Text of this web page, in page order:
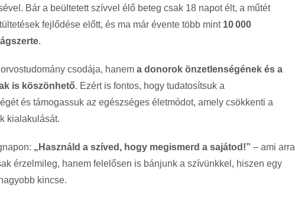
Bár a beültetett szívvel élő beteg csak 18 napot élt, a műtét
fejlődése előtt, és ma már évente több mint 10000
ágszerte.
csodája, hanem a donorok önzetlenségének és a
is köszönhető. Ezért is fontos, hogy tudatosítsuk a
és támogassuk az egészséges életmódot, amely csökkenti a
kialakulását.
„Használd a szíved, hogy megismerd a sajátod!” – ami arra
érzelmileg, hanem felelősen is bánjunk a szívünkkel, hiszen egy
kincse.